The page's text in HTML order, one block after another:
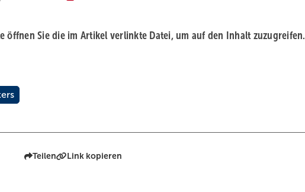
öffnen Sie die im Artikel verlinkte Datei, um auf den Inhalt zuzugreifen.
Teilen Link kopieren